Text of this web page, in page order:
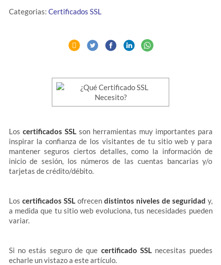
Categorias: Certificados SSL
Los certificados SSLson herramientas muy importantes para
inspirar la confianza de los visitantes de tu sitio web y para
mantener seguros ciertos detalles, como la información de
inicio de sesión, los números de las cuentas bancarias y/o
tarjetas de crédito/débito.
Los certificados SSLofrecen distintos niveles de seguridad y,
a medida que tu sitio web evoluciona, tus necesidades pueden
variar.
Si no estás seguro de que certificado SSLnecesitas puedes
echarle un vistazo a este artículo.